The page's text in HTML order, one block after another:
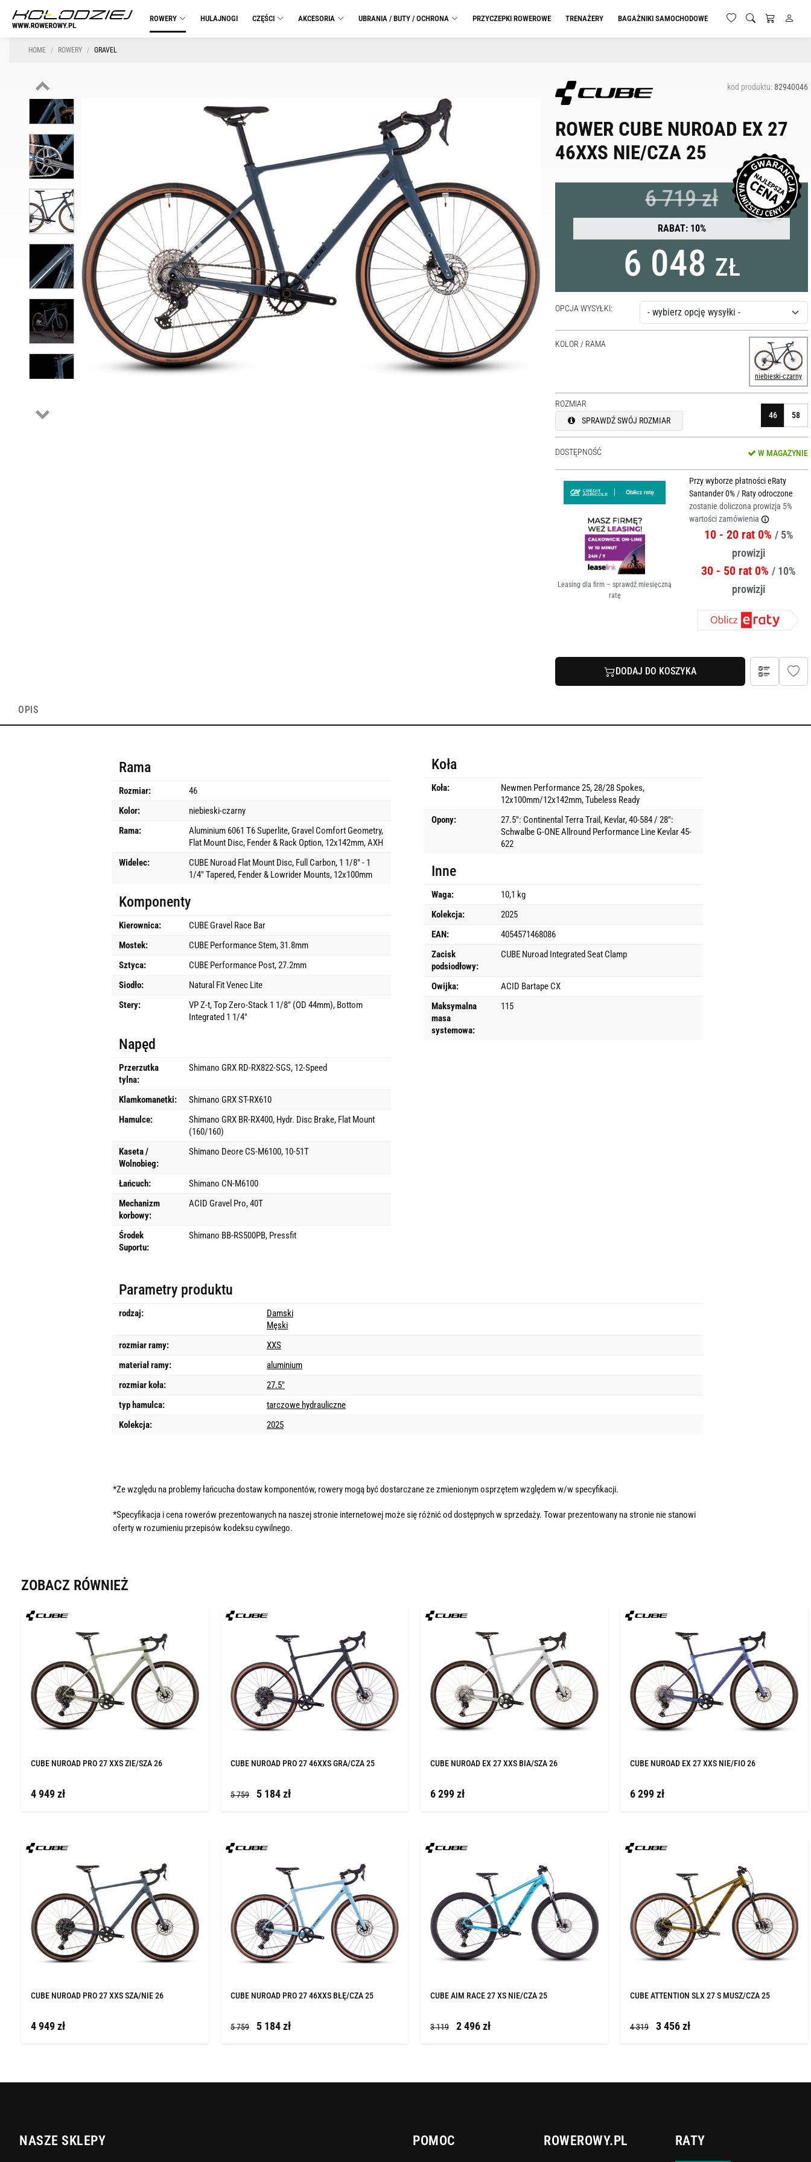
ROWERY HULAJNOGI CZĘŚCI AKCESORIA UBRANIA / BUTY / OCHRONA PRZYCZEPKI ROWEROWE TRENAŻERY BAGAŻNIKI SAMOCHODOWE
HOME ROWERY GRAVEL
kod produktu:82940046
ROWER CUBE NUROAD EX 27
46XXS NIE/CZA 25
6 719 zł
RABAT: 10%
6 048 ZŁ
OPCJA WYSYŁKI:
KOLOR / RAMA
niebieski-czarny
ROZMIAR
SPRAWDŹ SWÓJ ROZMIAR
46 58
DOSTĘPNOŚĆ W MAGAZYNIE
Leasing dla firm – sprawdź miesięczną
ratę
Przy wyborze płatności eRaty
Santander 0% / Raty odroczone
zostanie doliczona prowizja 5%
wartości zamówienia
10 - 20 rat 0% / 5%
prowizji
30 - 50 rat 0%/ 10%
prowizji
DODAJ DO KOSZYKA
OPIS
Rama
Rozmiar:
46
Kolor:
niebieski-czarny
Rama:
Aluminium 6061 T6 Superlite, Gravel Comfort Geometry,
Flat Mount Disc, Fender & Rack Option, 12x142mm, AXH
Widelec:
CUBE Nuroad Flat Mount Disc, Full Carbon, 1 1/8" - 1
1/4" Tapered, Fender & Lowrider Mounts, 12x100mm
Komponenty
Kierownica:
CUBE Gravel Race Bar
Mostek:
CUBE Performance Stem, 31.8mm
Sztyca:
CUBE Performance Post, 27.2mm
Siodło:
Natural Fit Venec Lite
Stery:
VP Z-t, Top Zero-Stack 1 1/8" (OD 44mm), Bottom
Integrated 1 1/4"
Napęd
Przerzutka
tylna:
Shimano GRX RD-RX822-SGS, 12-Speed
Klamkomanetki:
Shimano GRX ST-RX610
Hamulce:
Shimano GRX BR-RX400, Hydr. Disc Brake, Flat Mount
(160/160)
Kaseta /
Wolnobieg:
Shimano Deore CS-M6100, 10-51T
Łańcuch:
Shimano CN-M6100
Mechanizm
korbowy:
ACID Gravel Pro, 40T
Środek
Suportu:
Shimano BB-RS500PB, Pressfit
Koła
Koła:
Newmen Performance 25, 28/28 Spokes,
12x100mm/12x142mm, Tubeless Ready
Opony:
27.5": Continental Terra Trail, Kevlar, 40-584 / 28":
Schwalbe G-ONE Allround Performance Line Kevlar 45-
622
Inne
Waga:
10,1 kg
Kolekcja:
2025
EAN:
4054571468086
Zacisk
podsiodłowy:
CUBE Nuroad Integrated Seat Clamp
Owijka:
ACID Bartape CX
Maksymalna
masa
systemowa:
115
Parametry produktu
rodzaj:
Damski
Męski
rozmiar ramy:
XXS
materiał ramy:
aluminium
rozmiar koła:
27.5"
typ hamulca:
tarczowe hydrauliczne
Kolekcja:
2025
*Ze względu na problemy łańcucha dostaw komponentów, rowery mogą być dostarczane ze zmienionym osprzętem względem w/w specyfikacji.
*Specyfikacja i cena rowerów prezentowanych na naszej stronie internetowej może się różnić od dostępnych w sprzedaży. Towar prezentowany na stronie nie stanowi
oferty w rozumieniu przepisów kodeksu cywilnego.
ZOBACZ RÓWNIEŻ
CUBE NUROAD PRO 27 XXS ZIE/SZA 26
4 949 zł
CUBE NUROAD PRO 27 46XXS GRA/CZA 25
5 759 5 184 zł
CUBE NUROAD EX 27 XXS BIA/SZA 26
6 299 zł
CUBE NUROAD EX 27 XXS NIE/FIO 26
6 299 zł
CUBE NUROAD PRO 27 XXS SZA/NIE 26
4 949 zł
CUBE NUROAD PRO 27 46XXS BŁĘ/CZA 25
5 759 5 184 zł
CUBE AIM RACE 27 XS NIE/CZA 25
3 119 2 496 zł
CUBE ATTENTION SLX 27 S MUSZ/CZA 25
4 319 3 456 zł
NASZE SKLEPY POMOC ROWEROWY.PL RATY